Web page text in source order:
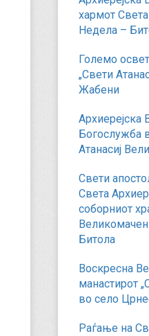
хармот
Недела –
Големо
„Свети
Жабени
Архиерејска
Богослужба
Атанасиј
Свети
Света
соборниот
Битола
Воскресна
манастирот
во село
Раѓање на